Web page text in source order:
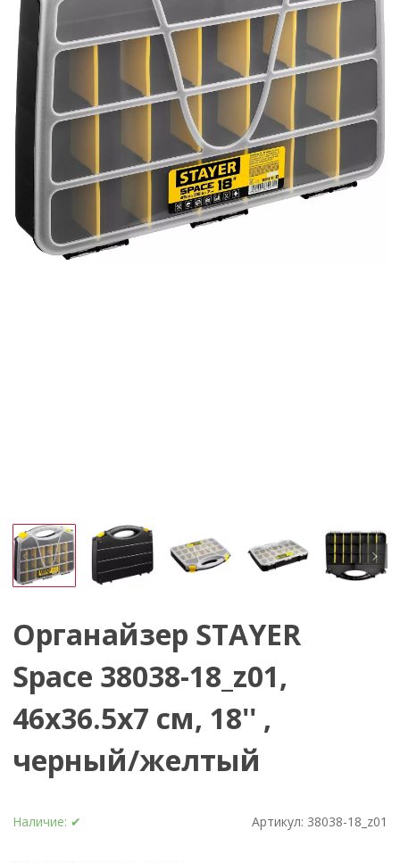
Органайзер STAYER
Space 38038-18_z01,
46x36.5x7 см, 18'' ,
черный/желтый
Наличие: ✔ Артикул: 38038-18_z01